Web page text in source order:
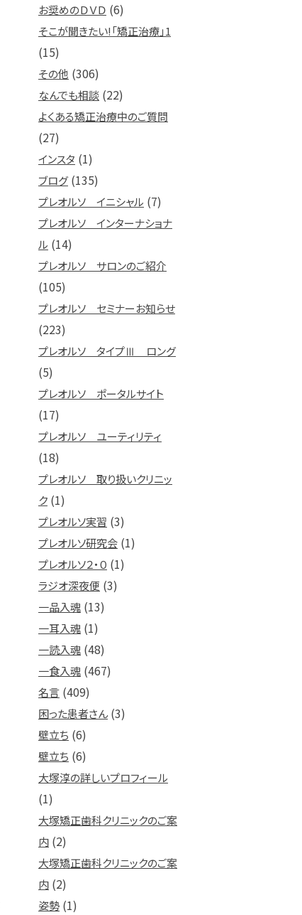
お奨めのＤＶＤ (6)
そこが聞きたい!「矯正治療」1
(15)
その他 (306)
なんでも相談 (22)
よくある矯正治療中のご質問
(27)
インスタ (1)
ブログ(135)
プレオルソ イニシャル (7)
プレオルソ インターナショナ
ル (14)
プレオルソ サロンのご紹介
(105)
プレオルソ セミナーお知らせ
(223)
プレオルソ タイプⅢ ロング
(5)
プレオルソ ポータルサイト
(17)
プレオルソ ユーティリティ
(18)
プレオルソ 取り扱いクリニッ
ク (1)
プレオルソ実習 (3)
プレオルソ研究会 (1)
プレオルソ２・０ (1)
ラジオ深夜便 (3)
一品入魂 (13)
一耳入魂 (1)
一読入魂 (48)
一食入魂 (467)
名言 (409)
困った患者さん(3)
壁立ち (6)
壁立ち (6)
大塚淳の詳しいプロフィール
(1)
大塚矯正歯科クリニックのご案
内 (2)
大塚矯正歯科クリニックのご案
内 (2)
姿勢 (1)